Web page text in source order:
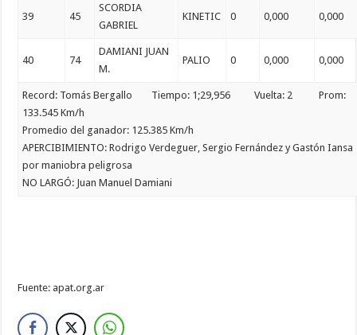
39 45
SCORDIA
GABRIEL
KINETIC 0 0,000 0,000
40 74
DAMIANI JUAN
M.
PALIO 0 0,000 0,000
Record: Tomás Bergallo Tiempo: 1;29,956 Vuelta: 2 Prom:
133.545 Km/h
Promedio del ganador: 125.385 Km/h
APERCIBIMIENTO: Rodrigo Verdeguer, Sergio Fernández y Gastón Iansa
por maniobra peligrosa
NO LARGÓ: Juan Manuel Damiani
Fuente: apat.org.ar